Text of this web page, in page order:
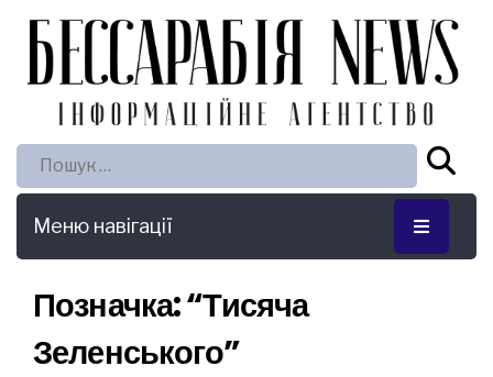
Пошук:
Меню навігації
Позначка:“Тисяча
Зеленського”